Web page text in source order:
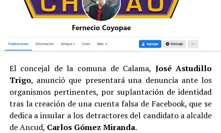
El concejal de la comuna de Calama, José Astudillo
Trigo, anunció que presentará una denuncia ante los
organismos pertinentes, por suplantación de identidad
tras la creación de una cuenta falsa de Facebook, que se
dedica a insular a los detractores del candidato a alcalde
de Ancud, Carlos Gómez Miranda.